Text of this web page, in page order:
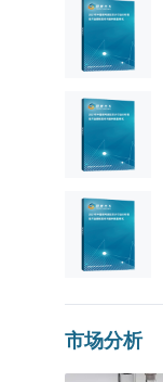
市场分析